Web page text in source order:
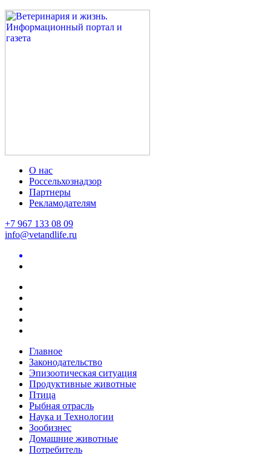
О нас
Россельхознадзор
Партнеры
Рекламодателям
+7 967 133 08 09
info@vetandlife.ru
Главное
Законодательство
Эпизоотическая ситуация
Продуктивные животные
Птица
Рыбная отрасль
Наука и Технологии
Зообизнес
Домашние животные
Потребитель